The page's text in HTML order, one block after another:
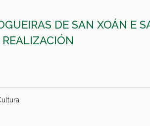
DE SAN XOÁN E